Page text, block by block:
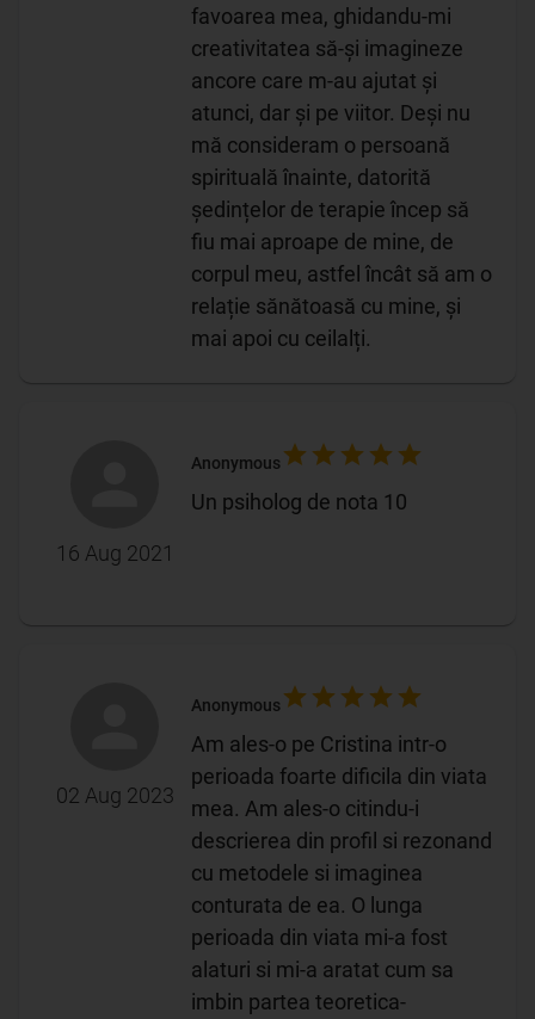
favoarea mea, ghidandu-mi
creativitatea să-și imagineze
ancore care m-au ajutat și
atunci, dar și pe viitor. Deși nu
mă consideram o persoană
spirituală înainte, datorită
ședințelor de terapie încep să
fiu mai aproape de mine, de
corpul meu, astfel încât să am o
relație sănătoasă cu mine, și
mai apoi cu ceilalți.
16 Aug 2021
Anonymous
Un psiholog de nota 10
02 Aug 2023
Anonymous
Am ales-o pe Cristina intr-o
perioada foarte dificila din viata
mea. Am ales-o citindu-i
descrierea din profil si rezonand
cu metodele si imaginea
conturata de ea. O lunga
perioada din viata mi-a fost
alaturi si mi-a aratat cum sa
imbin partea teoretica-